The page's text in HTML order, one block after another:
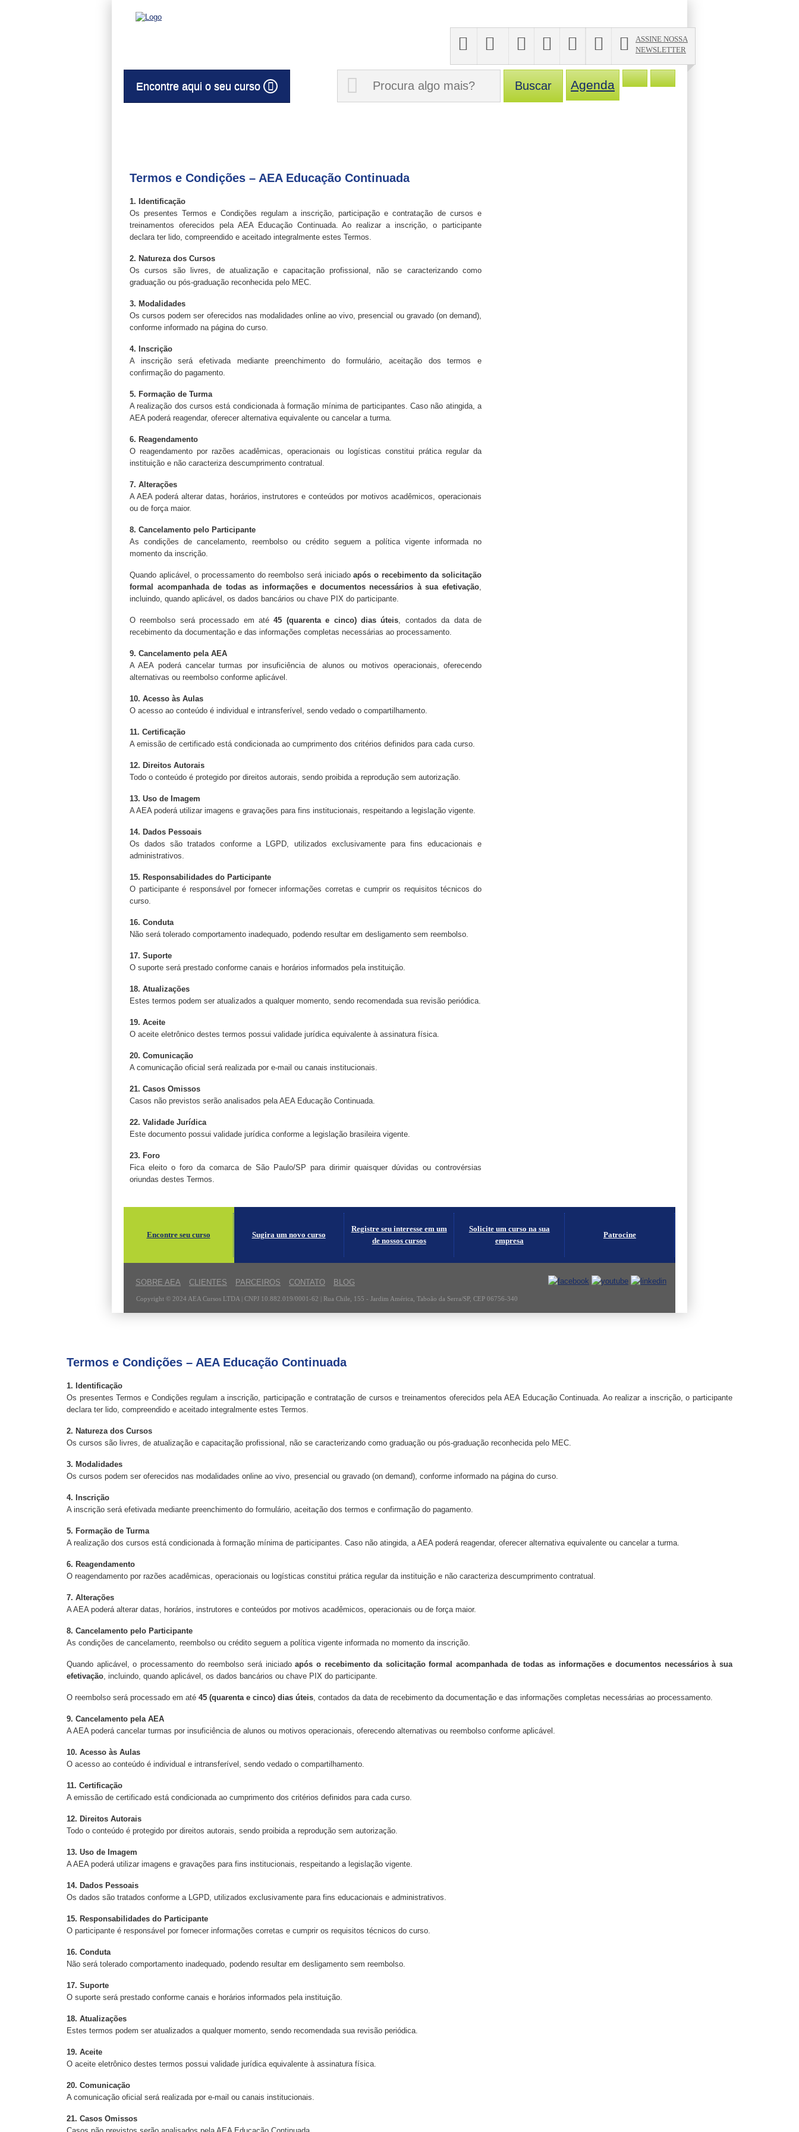
ASSINE NOSSA
NEWSLETTER
Encontre aqui o seu curso Agenda
Termos e Condições – AEA Educação Continuada
1. Identificação
Os presentes Termos e Condições regulam a inscrição, participação e contratação de cursos e
treinamentos oferecidos pela AEA Educação Continuada. Ao realizar a inscrição, o participante
declara ter lido, compreendido e aceitado integralmente estes Termos.
2. Natureza dos Cursos
Os cursos são livres, de atualização e capacitação profissional, não se caracterizando como
graduação ou pós-graduação reconhecida pelo MEC.
3. Modalidades
Os cursos podem ser oferecidos nas modalidades online ao vivo, presencial ou gravado (on demand),
conforme informado na página do curso.
4. Inscrição
A inscrição será efetivada mediante preenchimento do formulário, aceitação dos termos e
confirmação do pagamento.
5. Formação de Turma
A realização dos cursos está condicionada à formação mínima de participantes. Caso não atingida, a
AEA poderá reagendar, oferecer alternativa equivalente ou cancelar a turma.
6. Reagendamento
O reagendamento por razões acadêmicas, operacionais ou logísticas constitui prática regular da
instituição e não caracteriza descumprimento contratual.
7. Alterações
A AEA poderá alterar datas, horários, instrutores e conteúdos por motivos acadêmicos, operacionais
ou de força maior.
8. Cancelamento pelo Participante
As condições de cancelamento, reembolso ou crédito seguem a política vigente informada no
momento da inscrição.
Quando aplicável, o processamento do reembolso será iniciadoapós o recebimento da solicitação
formal acompanhada de todas as informações e documentos necessários à sua efetivação,
incluindo, quando aplicável, os dados bancários ou chave PIX do participante.
O reembolso será processado em até45 (quarenta e cinco) dias úteis, contados da data de
recebimento da documentação e das informações completas necessárias ao processamento.
9. Cancelamento pela AEA
A AEA poderá cancelar turmas por insuficiência de alunos ou motivos operacionais, oferecendo
alternativas ou reembolso conforme aplicável.
10. Acesso às Aulas
O acesso ao conteúdo é individual e intransferível, sendo vedado o compartilhamento.
11. Certificação
A emissão de certificado está condicionada ao cumprimento dos critérios definidos para cada curso.
12. Direitos Autorais
Todo o conteúdo é protegido por direitos autorais, sendo proibida a reprodução sem autorização.
13. Uso de Imagem
A AEA poderá utilizar imagens e gravações para fins institucionais, respeitando a legislação vigente.
14. Dados Pessoais
Os dados são tratados conforme a LGPD, utilizados exclusivamente para fins educacionais e
administrativos.
15. Responsabilidades do Participante
O participante é responsável por fornecer informações corretas e cumprir os requisitos técnicos do
curso.
16. Conduta
Não será tolerado comportamento inadequado, podendo resultar em desligamento sem reembolso.
17. Suporte
O suporte será prestado conforme canais e horários informados pela instituição.
18. Atualizações
Estes termos podem ser atualizados a qualquer momento, sendo recomendada sua revisão periódica.
19. Aceite
O aceite eletrônico destes termos possui validade jurídica equivalente à assinatura física.
20. Comunicação
A comunicação oficial será realizada por e-mail ou canais institucionais.
21. Casos Omissos
Casos não previstos serão analisados pela AEA Educação Continuada.
22. Validade Jurídica
Este documento possui validade jurídica conforme a legislação brasileira vigente.
23. Foro
Fica eleito o foro da comarca de São Paulo/SP para dirimir quaisquer dúvidas ou controvérsias
oriundas destes Termos.
Encontre seu curso Sugira um novo curso
Registre seu interesse em um
de nossos cursos
Solicite um curso na sua
empresa
Patrocine
SOBRE AEA CLIENTES PARCEIROS CONTATO BLOG
Copyright © 2024 AEA Cursos LTDA | CNPJ 10.882.019/0001-62 | Rua Chile, 155 - Jardim América, Taboão da Serra/SP, CEP 06756-340
Termos e Condições – AEA Educação Continuada
1. Identificação
Os presentes Termos e Condições regulam a inscrição, participação e contratação de cursos e treinamentos oferecidos pela AEA Educação Continuada. Ao realizar a inscrição, o participante
declara ter lido, compreendido e aceitado integralmente estes Termos.
2. Natureza dos Cursos
Os cursos são livres, de atualização e capacitação profissional, não se caracterizando como graduação ou pós-graduação reconhecida pelo MEC.
3. Modalidades
Os cursos podem ser oferecidos nas modalidades online ao vivo, presencial ou gravado (on demand), conforme informado na página do curso.
4. Inscrição
A inscrição será efetivada mediante preenchimento do formulário, aceitação dos termos e confirmação do pagamento.
5. Formação de Turma
A realização dos cursos está condicionada à formação mínima de participantes. Caso não atingida, a AEA poderá reagendar, oferecer alternativa equivalente ou cancelar a turma.
6. Reagendamento
O reagendamento por razões acadêmicas, operacionais ou logísticas constitui prática regular da instituição e não caracteriza descumprimento contratual.
7. Alterações
A AEA poderá alterar datas, horários, instrutores e conteúdos por motivos acadêmicos, operacionais ou de força maior.
8. Cancelamento pelo Participante
As condições de cancelamento, reembolso ou crédito seguem a política vigente informada no momento da inscrição.
Quando aplicável, o processamento do reembolso será iniciadoapós o recebimento da solicitação formal acompanhada de todas as informações e documentos necessários à sua
efetivação, incluindo, quando aplicável, os dados bancários ou chave PIX do participante.
O reembolso será processado em até 45 (quarenta e cinco) dias úteis, contados da data de recebimento da documentação e das informações completas necessárias ao processamento.
9. Cancelamento pela AEA
A AEA poderá cancelar turmas por insuficiência de alunos ou motivos operacionais, oferecendo alternativas ou reembolso conforme aplicável.
10. Acesso às Aulas
O acesso ao conteúdo é individual e intransferível, sendo vedado o compartilhamento.
11. Certificação
A emissão de certificado está condicionada ao cumprimento dos critérios definidos para cada curso.
12. Direitos Autorais
Todo o conteúdo é protegido por direitos autorais, sendo proibida a reprodução sem autorização.
13. Uso de Imagem
A AEA poderá utilizar imagens e gravações para fins institucionais, respeitando a legislação vigente.
14. Dados Pessoais
Os dados são tratados conforme a LGPD, utilizados exclusivamente para fins educacionais e administrativos.
15. Responsabilidades do Participante
O participante é responsável por fornecer informações corretas e cumprir os requisitos técnicos do curso.
16. Conduta
Não será tolerado comportamento inadequado, podendo resultar em desligamento sem reembolso.
17. Suporte
O suporte será prestado conforme canais e horários informados pela instituição.
18. Atualizações
Estes termos podem ser atualizados a qualquer momento, sendo recomendada sua revisão periódica.
19. Aceite
O aceite eletrônico destes termos possui validade jurídica equivalente à assinatura física.
20. Comunicação
A comunicação oficial será realizada por e-mail ou canais institucionais.
21. Casos Omissos